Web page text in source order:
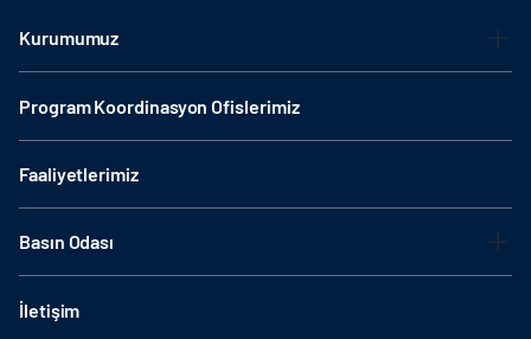
Kurumumuz
Program Koordinasyon Ofislerimiz
Faaliyetlerimiz
Basın Odası
İletişim